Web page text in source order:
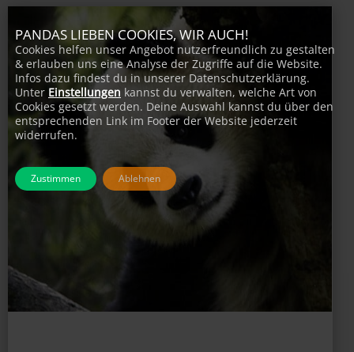
PANDAS LIEBEN COOKIES, WIR AUCH!
Cookies helfen unser Angebot nutzerfreundlich zu gestalten
& erlauben uns eine Analyse der Zugriffe auf die Website.
Infos dazu findest du in unserer Datenschutzerklärung.
Unter Einstellungen kannst du verwalten, welche Art von
Cookies gesetzt werden. Deine Auswahl kannst du über den
entsprechenden Link im Footer der Website jederzeit
widerrufen.
Zustimmen Ablehnen